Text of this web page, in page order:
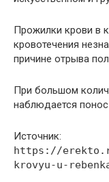
Прожилки крови в
кровотечения
причине отрыва
При большом
наблюдается
Источник:
https://
krovyu-u-